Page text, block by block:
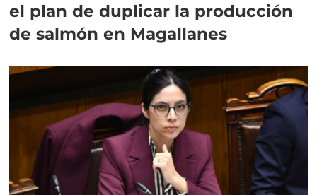
el plan de duplicar la producción
de salmón en Magallanes